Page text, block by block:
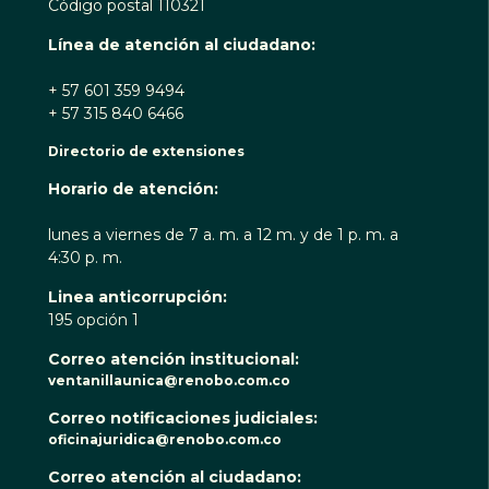
Código postal 110321
Línea de atención al ciudadano:
+ 57 601 359 9494
+ 57 315 840 6466
Directorio de extensiones
Horario de atención:
lunes a viernes de 7 a. m. a 12 m. y de 1 p. m. a
4:30 p. m.
Linea anticorrupción:
195 opción 1
Correo atención institucional:
ventanillaunica@renobo.com.co
Correo notificaciones judiciales:
oficinajuridica@renobo.com.co
Correo atención al ciudadano: